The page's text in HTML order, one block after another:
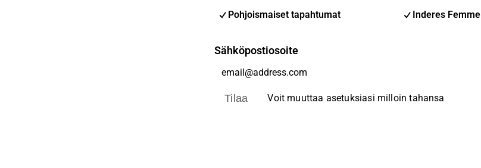
Pohjoismaiset tapahtumat
Inderes Femme
Sähköpostiosoite
Tilaa Voit muuttaa asetuksiasi milloin tahansa